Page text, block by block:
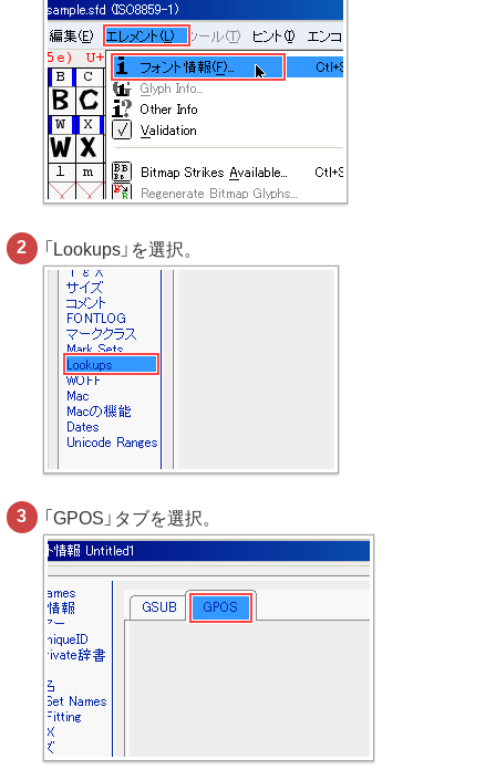
「Lookups」を選択。
「GPOS」タブを選択。